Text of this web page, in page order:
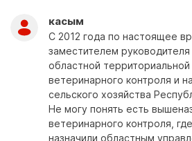
касым
С 2012 года по настоящее
заместителем руководителя
областной
ветеринарного контроля и
сельского хозяйства
Не могу понять есть
ветеринарного контроля,
назначили областным